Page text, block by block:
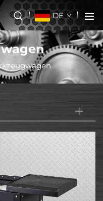
DE